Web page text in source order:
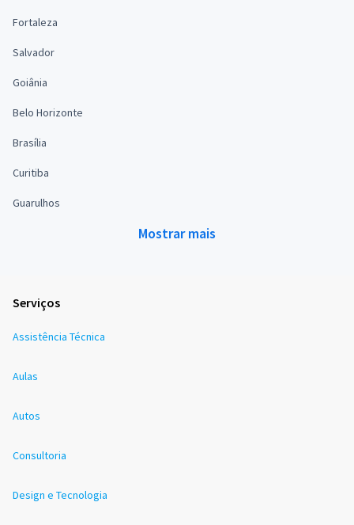
Fortaleza
Salvador
Goiânia
Belo Horizonte
Brasília
Curitiba
Guarulhos
Mostrar mais
Serviços
Assistência Técnica
Aulas
Autos
Consultoria
Design e Tecnologia